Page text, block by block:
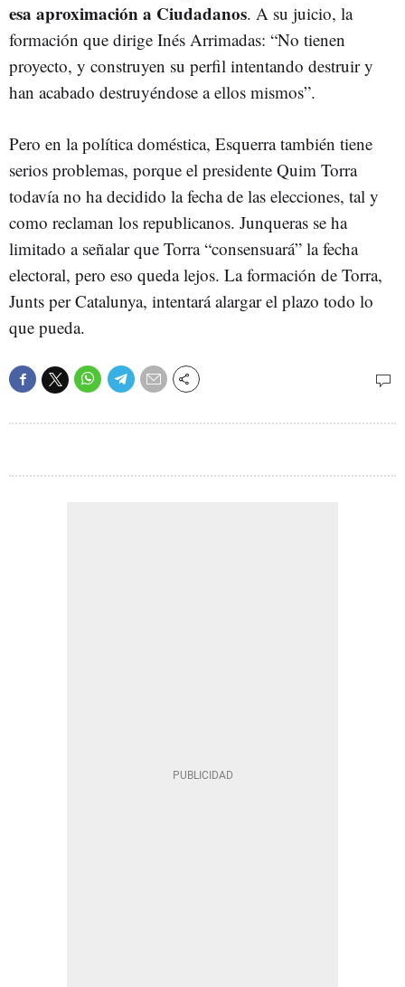
esa aproximación a Ciudadanos. A su juicio, la
formación que dirige Inés Arrimadas: “No tienen
proyecto, y construyen su perfil intentando destruir y
han acabado destruyéndose a ellos mismos”.
Pero en la política doméstica, Esquerra también tiene
serios problemas, porque el presidente Quim Torra
todavía no ha decidido la fecha de las elecciones, tal y
como reclaman los republicanos. Junqueras se ha
limitado a señalar que Torra “consensuará” la fecha
electoral, pero eso queda lejos. La formación de Torra,
Junts per Catalunya, intentará alargar el plazo todo lo
que pueda.